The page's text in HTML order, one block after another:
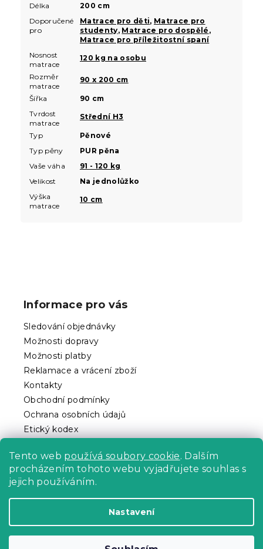
Tento web používá soubory cookie. Dalším
procházením tohoto webu vyjadřujete souhlas s
jejich používáním.
Nastavení
Délka
200 cm
Doporučené
pro
Matrace pro děti, Matrace pro
studenty, Matrace pro dospělé ,
Matrace pro příležitostní spaní
Nosnost
matrace
120 kg na osobu
Rozměr
matrace
90 x 200 cm
Šířka
90 cm
Tvrdost
matrace
Střední H3
Typ
Pěnové
Typ pěny
PUR pěna
Vaše váha
91 - 120 kg
Velikost
Na jednolůžko
Výška
matrace
10 cm
Informace pro vás
Sledování objednávky
Možnosti dopravy
Možnosti platby
Reklamace a vrácení zboží
Kontakty
Obchodní podmínky
Ochrana osobních údajů
Etický kodex
Copyright 2026Povlečeme.cz. Všechna práva